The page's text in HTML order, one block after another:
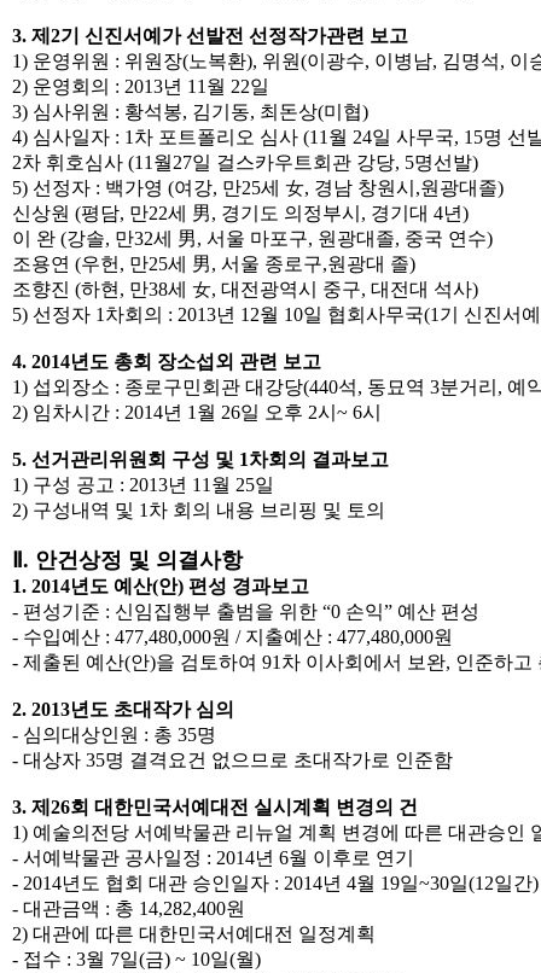
3. 제2기 신진서예가 선발전 선정작가관련 보고
1) 운영위원 : 위원장(노복환), 위원(이광수, 이병남, 김명석, 이
2) 운영회의 : 2013년 11월 22일
3) 심사위원 : 황석봉, 김기동, 최돈상(미협)
4) 심사일자 : 1차 포트폴리오 심사 (11월 24일 사무국, 15명 선
2차 휘호심사 (11월27일 걸스카우트회관 강당, 5명선발)
5) 선정자 : 백가영 (여강, 만25세 女, 경남 창원시,원광대졸)
신상원 (평담, 만22세 男, 경기도 의정부시, 경기대 4년)
이 완 (강솔, 만32세 男, 서울 마포구, 원광대졸, 중국 연수)
조용연 (우헌, 만25세 男, 서울 종로구,원광대 졸)
조향진 (하현, 만38세 女, 대전광역시 중구, 대전대 석사)
5) 선정자 1차회의 : 2013년 12월 10일 협회사무국(1기 신진서
4. 2014년도 총회 장소섭외 관련 보고
1) 섭외장소 : 종로구민회관 대강당(440석, 동묘역 3분거리, 예
2) 임차시간 : 2014년 1월 26일 오후 2시~ 6시
5. 선거관리위원회 구성 및 1차회의 결과보고
1) 구성 공고 : 2013년 11월 25일
2) 구성내역 및 1차 회의 내용 브리핑 및 토의
Ⅱ. 안건상정 및 의결사항
1. 2014년도 예산(안) 편성 경과보고
- 편성기준 : 신임집행부 출범을 위한 “0 손익” 예산 편성
- 수입예산 : 477,480,000원 / 지출예산 : 477,480,000원
- 제출된 예산(안)을 검토하여 91차 이사회에서 보완, 인준하고
2. 2013년도 초대작가 심의
- 심의대상인원 : 총 35명
- 대상자 35명 결격요건 없으므로 초대작가로 인준함
3. 제26회 대한민국서예대전 실시계획 변경의 건
1) 예술의전당 서예박물관 리뉴얼 계획 변경에 따른 대관승인
- 서예박물관 공사일정 : 2014년 6월 이후로 연기
- 2014년도 협회 대관 승인일자 : 2014년 4월 19일~30일(12일간)
- 대관금액 : 총 14,282,400원
2) 대관에 따른 대한민국서예대전 일정계획
- 접수 : 3월 7일(금) ~ 10일(월)